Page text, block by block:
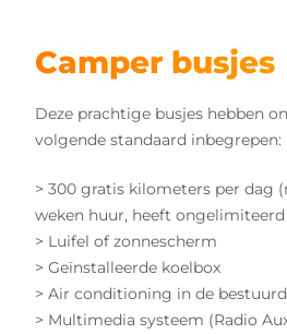
Camper busjes
Deze prachtige busjes hebben
volgende standaard inbegrepen:
> 300 gratis kilometers per dag
weken huur, heeft
> Luifel of zonnescherm
> Geïnstalleerde koelbox
> Air conditioning in de
> Multimedia systeem (Radio